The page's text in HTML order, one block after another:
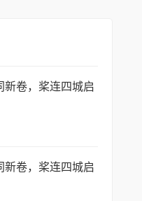
新卷，桨连四城启
新卷，桨连四城启